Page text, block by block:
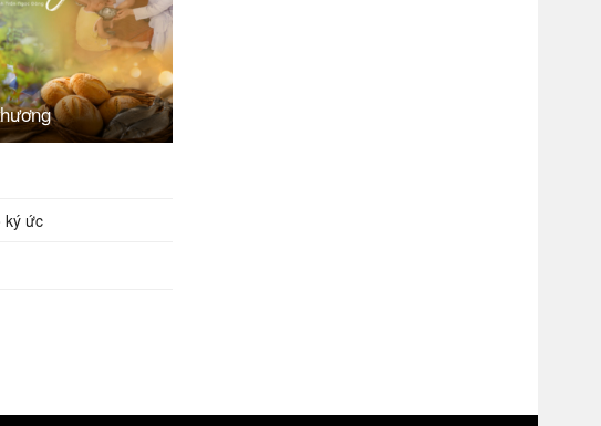
ký ức